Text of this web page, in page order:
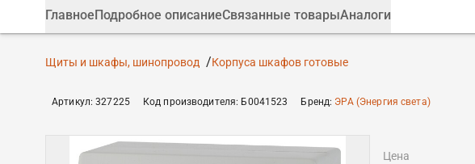
ГлавноеПодробное описаниеСвязанные товарыАналоги
Щиты и шкафы, шинопровод Корпуса шкафов готовые
Артикул:327225 Код производителя: Б0041523 Бренд: ЭРА (Энергия света)
цена